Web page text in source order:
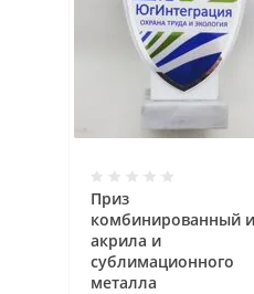
Приз
комбинированный
акрила и
сублимационного
металла